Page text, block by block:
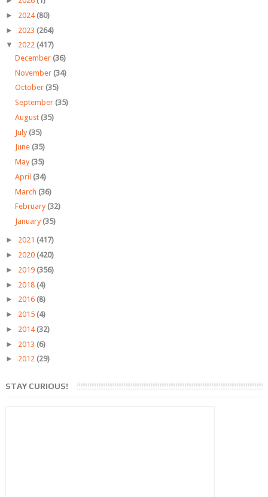
► 2024 (80)
► 2023 (264)
▼ 2022 (417)
December (36)
November (34)
October (35)
September (35)
August (35)
July (35)
June (35)
May (35)
April (34)
March (36)
February (32)
January (35)
► 2021 (417)
► 2020 (420)
► 2019 (356)
► 2018 (4)
► 2016 (8)
► 2015 (4)
► 2014 (32)
► 2013 (6)
► 2012 (29)
STAY CURIOUS!